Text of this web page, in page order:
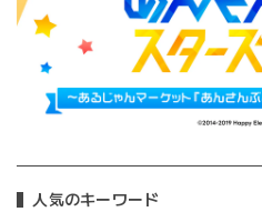
人気のキーワード